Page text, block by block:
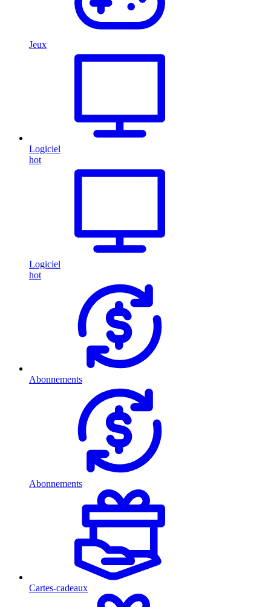
Jeux
Logiciel
hot
Logiciel
hot
Abonnements
Abonnements
Cartes-cadeaux